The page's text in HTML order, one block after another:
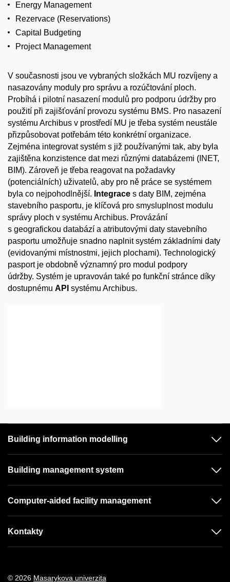
Energy Management
Rezervace (Reservations)
Capital Budgeting
Project Management
V současnosti jsou ve vybraných složkách MU rozvíjeny a
nasazovány moduly pro správu a rozúčtování ploch.
Probíhá i pilotní nasazení modulů pro podporu údržby pro
použití při zajišťování provozu systému BMS. Pro nasazení
systému Archibus v prostředí MU je třeba systém neustále
přizpůsobovat potřebám této konkrétní organizace.
Zejména integrovat systém s již používanými tak, aby byla
zajištěna konzistence dat mezi různými databázemi (INET,
BIM). Zároveň je třeba reagovat na požadavky
(potenciálních) uživatelů, aby pro ně práce se systémem
byla co nejpohodlnější. Integrace s daty BIM, zejména
stavebního pasportu, je klíčová pro smysluplnost modulu
správy ploch v systému Archibus. Provázání
s geografickou databází a atributovými daty stavebního
pasportu umožňuje snadno naplnit systém základními daty
(evidovanými místnostmi, jejich plochami). Technologický
pasport je obdobně významný pro modul podpory
údržby. Systém je upravován také po funkční stránce díky
dostupnému API systému Archibus.
Building information modelling
Building management system
Computer-aided facility management
Kontakty
© 2026 Masarykova univerzita